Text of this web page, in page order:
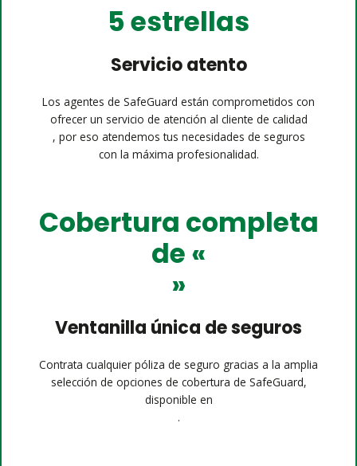
5 estrellas
Servicio atento
Los agentes de SafeGuard están comprometidos con
ofrecer un servicio de atención al cliente de calidad
, por eso atendemos tus necesidades de seguros
con la máxima profesionalidad.
Cobertura completa
de «
»
Ventanilla única de seguros
Contrata cualquier póliza de seguro gracias a la amplia
selección de opciones de cobertura de SafeGuard,
disponible en
.